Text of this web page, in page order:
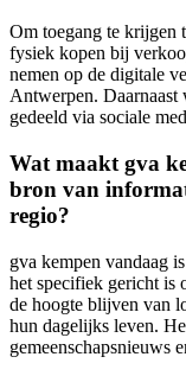
Om toegang te krijgen
fysiek kopen bij
nemen op de digitale
Antwerpen. Daarnaast
gedeeld via sociale
Wat maakt gva
bron van
regio?
gva kempen vandaag
het specifiek gericht is
de hoogte blijven van
hun dagelijks leven.
gemeenschapsnieuws